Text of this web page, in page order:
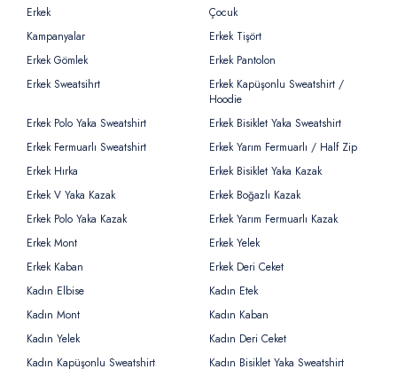
Erkek
Çocuk
Kampanyalar
Erkek Tişört
Erkek Gömlek
Erkek Pantolon
Erkek Sweatsihrt
Erkek Kapüşonlu Sweatshirt /
Hoodie
Erkek Polo Yaka Sweatshirt
Erkek Bisiklet Yaka Sweatshirt
Erkek Fermuarlı Sweatshirt
Erkek Yarım Fermuarlı / Half Zip
Erkek Hırka
Erkek Bisiklet Yaka Kazak
Erkek V Yaka Kazak
Erkek Boğazlı Kazak
Erkek Polo Yaka Kazak
Erkek Yarım Fermuarlı Kazak
Erkek Mont
Erkek Yelek
Erkek Kaban
Erkek Deri Ceket
Kadın Elbise
Kadın Etek
Kadın Mont
Kadın Kaban
Kadın Yelek
Kadın Deri Ceket
Kadın Kapüşonlu Sweatshirt
Kadın Bisiklet Yaka Sweatshirt